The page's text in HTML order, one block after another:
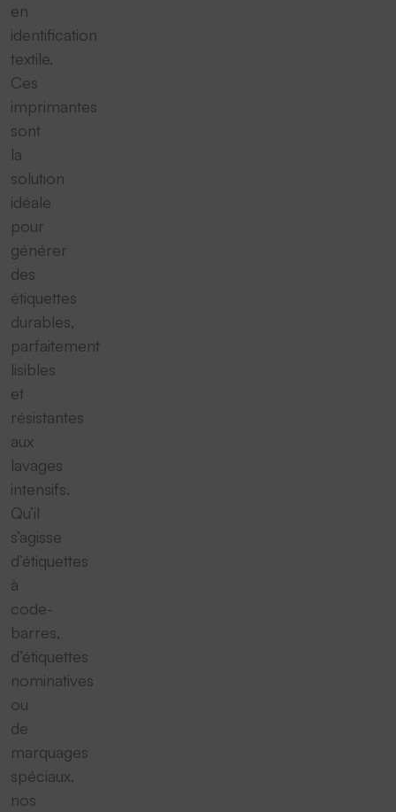
en
identification
textile.
Ces
imprimantes
sont
la
solution
idéale
pour
générer
des
étiquettes
durables,
parfaitement
lisibles
et
résistantes
aux
lavages
intensifs.
Qu’il
s’agisse
d’étiquettes
à
code-
barres,
d’étiquettes
nominatives
ou
de
marquages
spéciaux,
nos